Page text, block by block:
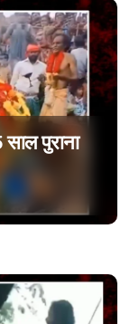
पुराना